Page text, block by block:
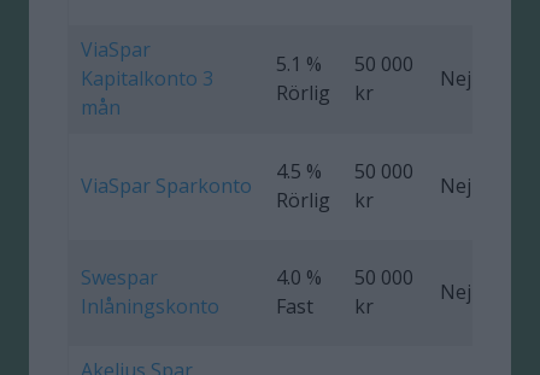
ViaSpar
Kapitalkonto 3
mån
5.1 %
Rörlig
50 000
kr
Nej
ViaSpar Sparkonto
4.5 %
Rörlig
50 000
kr
Nej
Swespar
Inlåningskonto
4.0 %
Fast
50 000
kr
Nej